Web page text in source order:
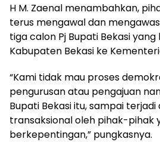
H M. Zaenal menambahkan,
terus mengawal dan
tiga calon Pj Bupati Bekasi yang
Kabupaten Bekasi ke
“Kami tidak mau proses
pengurusan atau pengajuan
Bupati Bekasi itu, sampai terjadi
transaksional oleh pihak-pihak
berkepentingan,” pungkasnya.